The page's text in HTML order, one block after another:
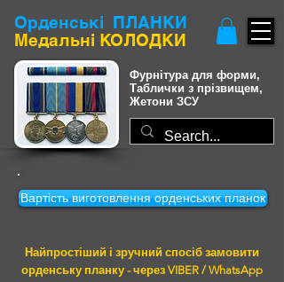
Орденські ПЛАНКИ
Медальні КОЛОДКИ
Фурнітура для форми,
Таблички з прізвищем,
Жетони ЗСУ
Найпростіший і зручний спосіб замовити
орденську планку - через VIBER / WhatsApp
Вартість виготовлення орденських планок